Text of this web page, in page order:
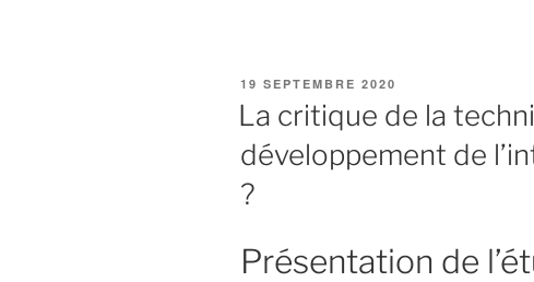
PUBLIÉ
19 SEPTEMBRE 2020
La critique de la
développement de
?
Présentation de